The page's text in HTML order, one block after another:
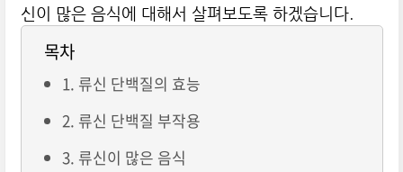
신이 많은 음식에 대해서 살펴보도록 하겠습니다.
목차
1. 류신 단백질의 효능
2. 류신 단백질 부작용
3. 류신이 많은 음식